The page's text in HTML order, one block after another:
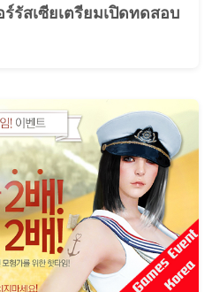
รัสเซียเตรียมเปิดทดสอบ